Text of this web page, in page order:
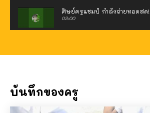
ศิษย์ครูแชมป์ กำลังถ่ายทอดสด!
03:00
00:51
ดูละครวันภาษาไทย แต่....
06:48
บันทึกของครู